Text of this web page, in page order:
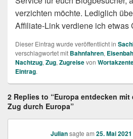
verzichten möchte. Lediglich
Affiliate-Link verdiene ich etwas
Dieser Eintrag wurde veröffentlicht in
verschlagwortet mit Bahnfahren,
Nachtzug, Zug, Zugreisevon
Eintrag.
2 Replies to “Europa entdecken
Zug durch Europa”
Juliansagte am25. Mai